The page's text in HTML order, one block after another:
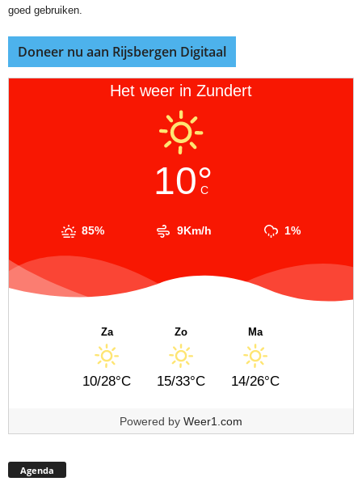
goed gebruiken.
Doneer nu aan Rijsbergen Digitaal
Het weer in Zundert
10°
C
85% 9Km/h 1%
Za
10/28°C
Zo
15/33°C
Ma
14/26°C
Powered by Weer1.com
Agenda